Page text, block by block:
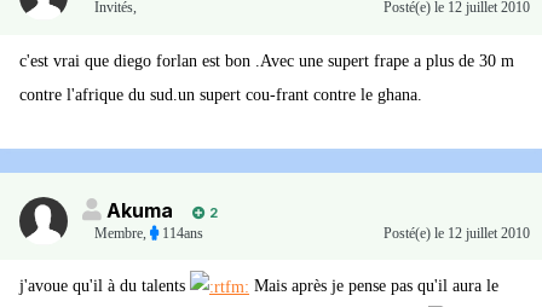
Invités, Posté(e) le 12 juillet 2010
c'est vrai que diego forlan est bon .Avec une supert frape a plus de 30 m
contre l'afrique du sud.un supert cou-frant contre le ghana.
Akuma
2
Membre, 114ans Posté(e) le 12 juillet 2010
j'avoue qu'il à du talents
Mais après je pense pas qu'il aura le